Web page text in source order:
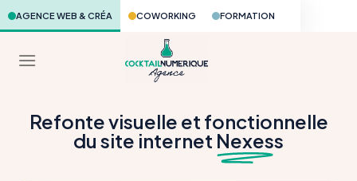
Skip
to
AGENCE WEB & CRÉA COWORKING FORMATION
Refonte visuelle et fonctionnelle
du site internet Nexess